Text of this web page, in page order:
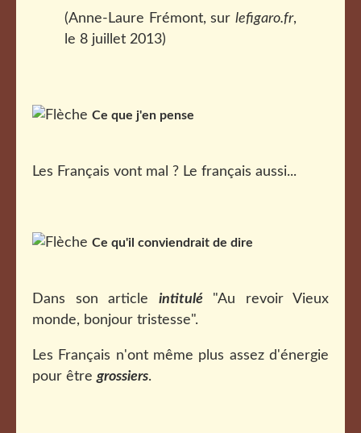
(Anne-Laure Frémont, sur lefigaro.fr,
le 8 juillet 2013)
Ce que j'en pense
Les Français vont mal ? Le français aussi...
Ce qu'il conviendrait de dire
Dans son article intitulé"Au revoir Vieux
monde, bonjour tristesse".
Les Français n'ont même plus assez d'énergie
pour êtregrossiers.